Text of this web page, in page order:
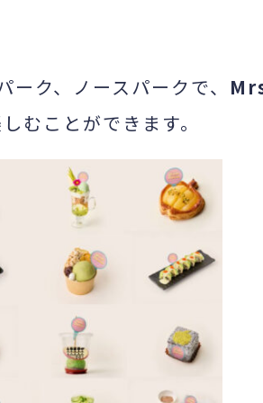
ク、ノースパークで、
むことができます。